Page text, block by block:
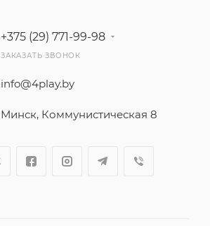
+375 (29) 771-99-98
ЗАКАЗАТЬ ЗВОНОК
info@4play.by
Минск, Коммунистическая 8